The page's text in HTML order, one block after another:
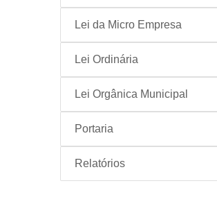
Lei da Micro Empresa
Lei Ordinária
Lei Orgânica Municipal
Portaria
Relatórios